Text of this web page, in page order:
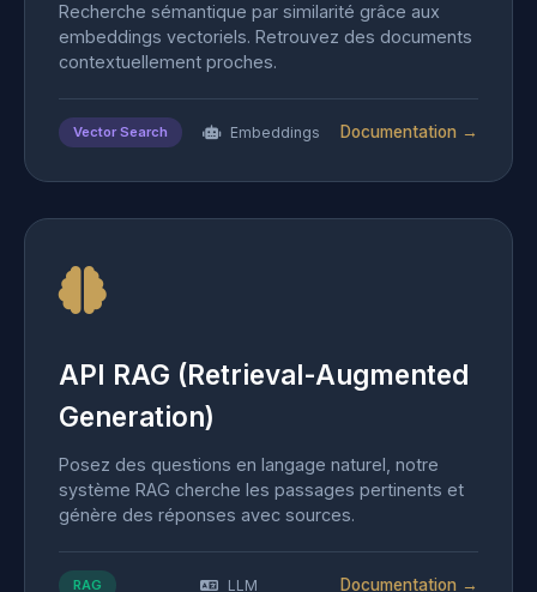
Recherche sémantique par similarité grâce aux
embeddings vectoriels. Retrouvez des documents
contextuellement proches.
Vector Search Embeddings Documentation →
API RAG (Retrieval-Augmented
Generation)
Posez des questions en langage naturel, notre
système RAG cherche les passages pertinents et
génère des réponses avec sources.
RAG LLM Documentation →